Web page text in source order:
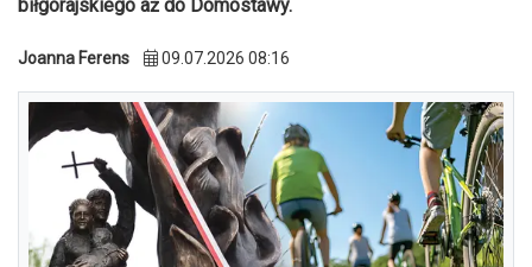
biłgorajskiego aż do Domostawy.
Joanna Ferens 09.07.2026 08:16